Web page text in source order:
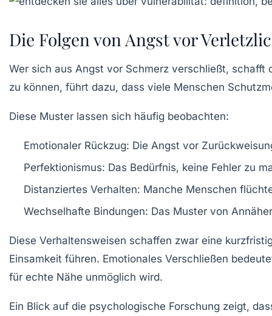
Die Folgen von Angst vor
Wer sich aus Angst vor Schmerz verschließt,
zu können, führt dazu, dass viele Menschen
Diese Muster lassen sich häufig beobachten:
Emotionaler Rückzug: Die Angst vor
Perfektionismus: Das Bedürfnis, keine Fehler zu
Distanziertes Verhalten: Manche Menschen
Wechselhafte Bindungen: Das Muster von
Diese Verhaltensweisen schaffen zwar eine
Einsamkeit führen. Emotionales Verschließen
für echte Nähe unmöglich wird.
Ein Blick auf die psychologische Forschung zeigt,